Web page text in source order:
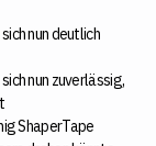
nun deutlich
nun zuverlässig,
ShaperTape